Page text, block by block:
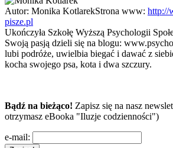
Autor: Monika KotlarekStrona www: http://
pisze.pl
Ukończyła Szkołę Wyższą Psychologii
Swoją pasją dzieli się na blogu:
lubi podróże, uwielbia biegać i dawać z
kocha swojego psa, kota i dwa szczury.
Bądź na bieżąco! Zapisz się na nasz
otrzymasz eBooka "Iluzje codzienności")
e-mail: